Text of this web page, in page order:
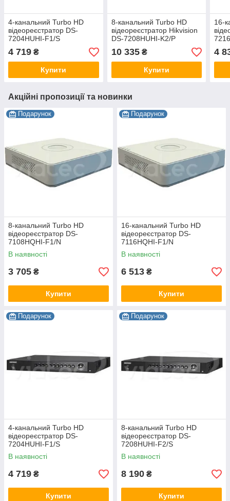
4-канальний Turbo HD
відеореєстратор DS-
7204HUHI-F1/S
4 719 ₴
Купити
8-канальний Turbo HD
відеореєстратор Hikvision
DS-7208HUHI-K2/P
10 335₴
Купити
16-
4
Акційні пропозиції та новинки
Подарунок
8-канальний Turbo HD
відеореєстратор DS-
7108HQHI-F1/N
В наявності
3 705 ₴
Купити
Подарунок
16-канальний Turbo HD
відеореєстратор DS-
7116HQHI-F1/N
В наявності
6 513 ₴
Купити
Подарунок
4-канальний Turbo HD
відеореєстратор DS-
7204HUHI-F1/S
В наявності
4 719 ₴
Купити
Подарунок
8-канальний Turbo HD
відеореєстратор DS-
7208HUHI-F2/S
В наявності
8 190 ₴
Купити